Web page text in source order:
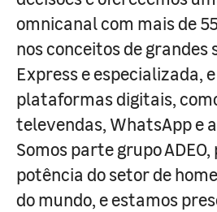
omnicanal com mais de
nos conceitos de grandes
Express e especializada,
plataformas digitais,
televendas, WhatsApp e
Somos parte grupo
potência do setor de
do mundo, e estamos